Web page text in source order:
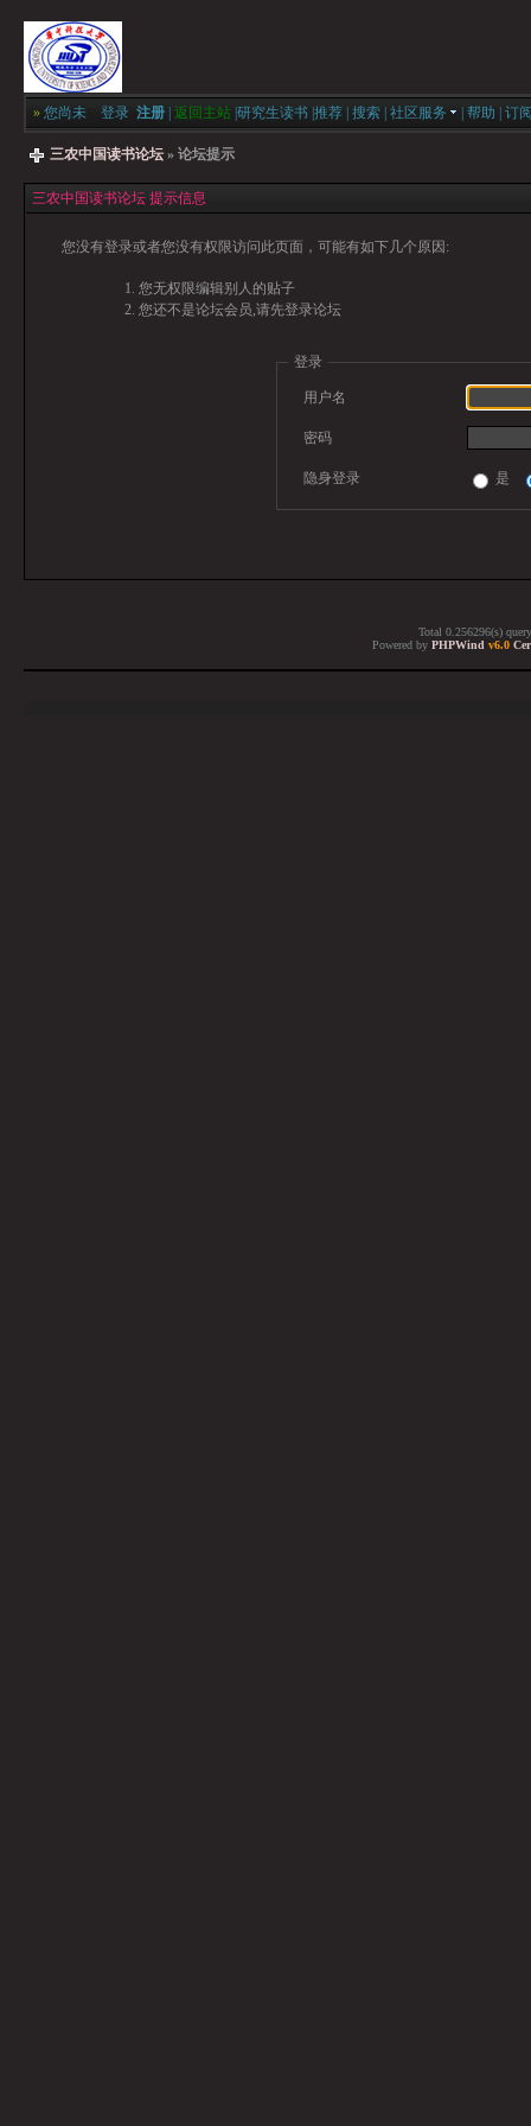
» 您尚未 登录 注册 返回主站 研究生读书 推荐 搜索 社区服务 帮助 订
三农中国读书论坛 » 论坛提示
三农中国读书论坛 提示信息
您没有登录或者您没有权限访问此页面，可能有如下几个原因:
您无权限编辑别人的贴子
您还不是论坛会员,请先登录论坛
登录
用户名
密码
隐身登录 是
Total 0.256296(s)
Powered by PHPWind v6.0